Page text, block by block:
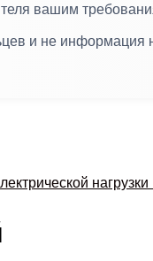
вашим
и не информация